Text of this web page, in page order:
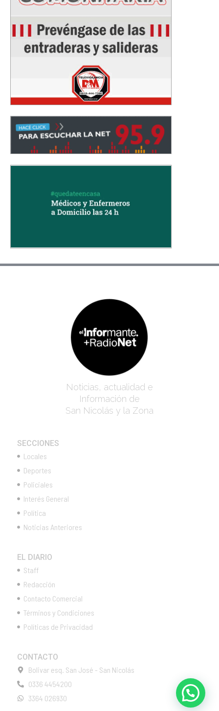
Noticias, actualidad e
Información de
San Nicolás y la Zona
SECCIONES
Locales
Deportes
Policiales
Interés General
Política
Noticias Anteriores
EL DIARIO
Staff
Redacción
Contacto Comercial
Términos y Condiciones
Políticas de Privacidad
CONTACTO
Bolivar esq. San José - San Nicolás
0336 4454200
3364 026930